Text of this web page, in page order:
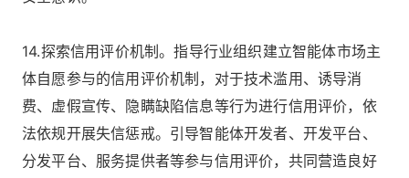
14.探索信用评价机制。指导行业组织建立智能体市场主
体自愿参与的信用评价机制，对于技术滥用、诱导消
费、虚假宣传、隐瞒缺陷信息等行为进行信用评价，依
法依规开展失信惩戒。引导智能体开发者、开发平台、
分发平台、服务提供者等参与信用评价，共同营造良好